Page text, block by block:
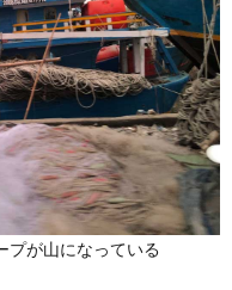
プが山になっている